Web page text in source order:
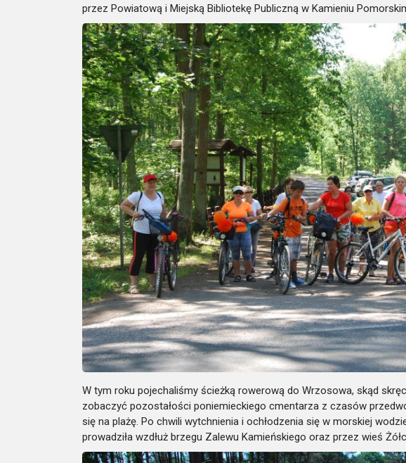
przez Powiatową i Miejską Bibliotekę Publiczną w Kamieniu
W tym roku pojechaliśmy ścieżką rowerową do Wrzosowa, skąd
zobaczyć pozostałości poniemieckiego cmentarza z czasów
się na plażę. Po chwili wytchnienia i ochłodzenia się w morskiej
prowadziła wzdłuż brzegu Zalewu Kamieńskiego oraz przez wieś